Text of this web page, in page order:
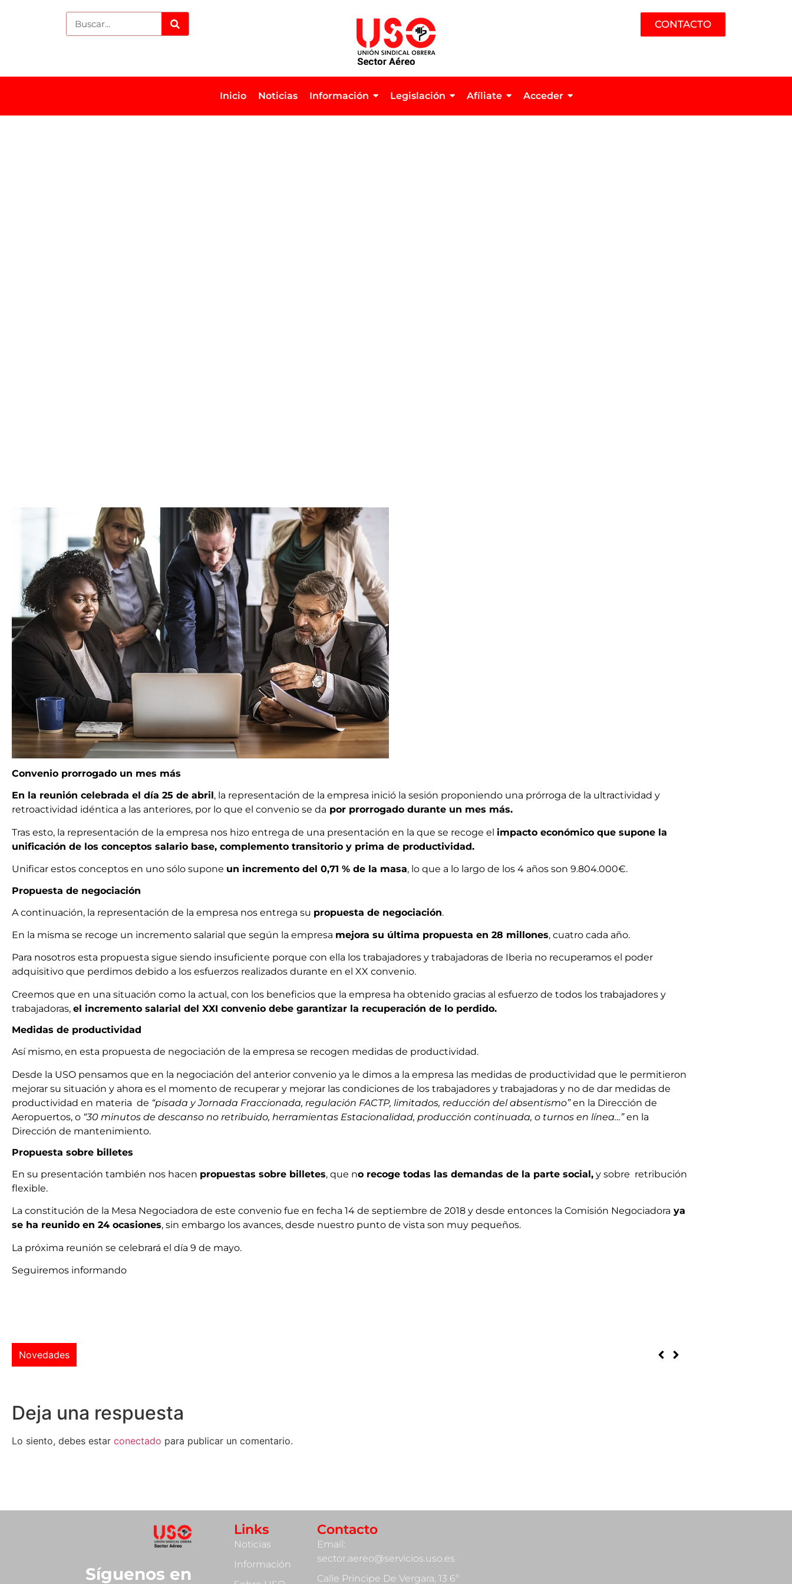
CONTACTO
Inicio Noticias Información Legislación Afíliate Acceder
Convenio prorrogado un mes más
En la reunión celebrada el día 25 de abril, la representación de la empresa inició la sesión proponiendo una prórroga de la ultractividad y
retroactividad idéntica a las anteriores, por lo que el convenio se da por prorrogado durante un mes más.
Tras esto, la representación de la empresa nos hizo entrega de una presentación en la que se recoge el impacto económico que supone la
unificación de los conceptos salario base, complemento transitorio y prima de productividad.
Unificar estos conceptos en uno sólo supone un incremento del 0,71 % de la masa, lo que a lo largo de los 4 años son 9.804.000€.
Propuesta de negociación
A continuación, la representación de la empresa nos entrega su propuesta de negociación.
En la misma se recoge un incremento salarial que según la empresa mejora su última propuesta en 28 millones, cuatro cada año.
Para nosotros esta propuesta sigue siendo insuficiente porque con ella los trabajadores y trabajadoras de Iberia no recuperamos el poder
adquisitivo que perdimos debido a los esfuerzos realizados durante en el XX convenio.
Creemos que en una situación como la actual, con los beneficios que la empresa ha obtenido gracias al esfuerzo de todos los trabajadores y
trabajadoras, el incremento salarial del XXI convenio debe garantizar la recuperación de lo perdido.
Medidas de productividad
Así mismo, en esta propuesta de negociación de la empresa se recogen medidas de productividad.
Desde la USO pensamos que en la negociación del anterior convenio ya le dimos a la empresa las medidas de productividad que le permitieron
mejorar su situación y ahora es el momento de recuperar y mejorar las condiciones de los trabajadores y trabajadoras y no de dar medidas de
productividad en materia de “pisada y Jornada Fraccionada, regulación FACTP, limitados, reducción del absentismo”en la Dirección de
Aeropuertos, o “30 minutos de descanso no retribuido, herramientas Estacionalidad, producción continuada, o turnos en línea…”en la
Dirección de mantenimiento.
Propuesta sobre billetes
En su presentación también nos hacen propuestas sobre billetes, que no recoge todas las demandas de la parte social, y sobre retribución
flexible.
La constitución de la Mesa Negociadora de este convenio fue en fecha 14 de septiembre de 2018 y desde entonces la Comisión Negociadora ya
se ha reunido en 24 ocasiones, sin embargo los avances, desde nuestro punto de vista son muy pequeños.
La próxima reunión se celebrará el día 9 de mayo.
Seguiremos informando
Novedades
Deja una respuesta
Lo siento, debes estar conectado para publicar un comentario.
Síguenos en
Links
Noticias
Información
Contacto
Email:
sector.aereo@servicios.uso.es
Calle Príncipe De Vergara, 13 6º